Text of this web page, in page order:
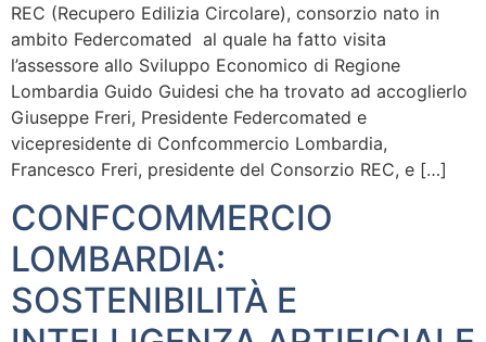
REC (Recupero Edilizia Circolare), consorzio nato in
ambito Federcomated al quale ha fatto visita
l’assessore allo Sviluppo Economico di Regione
Lombardia Guido Guidesi che ha trovato ad accoglierlo
Giuseppe Freri, Presidente Federcomated e
vicepresidente di Confcommercio Lombardia,
Francesco Freri, presidente del Consorzio REC, e […]
CONFCOMMERCIO
LOMBARDIA:
SOSTENIBILITÀ E